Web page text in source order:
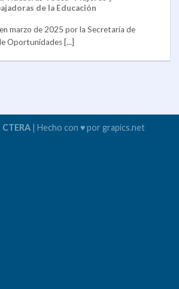
de la Educación
marzo de 2025 por la Secretaría de
Oportunidades [...]
CTERA| Hecho con ♥ por grapics.net